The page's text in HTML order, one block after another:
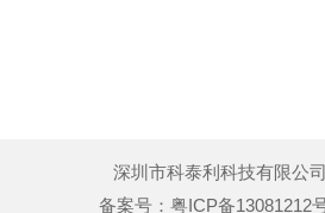
深圳市科泰利科技有限公
备案号： 粤ICP备13081212